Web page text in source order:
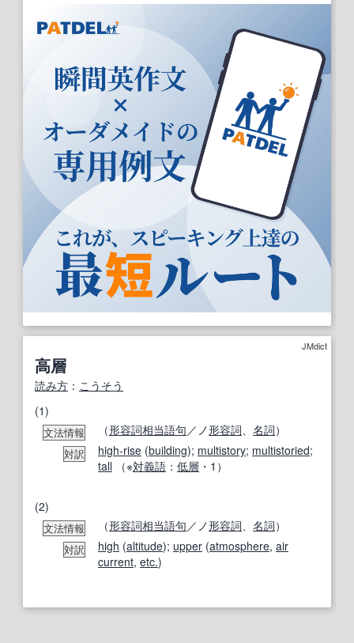
JMdict
高層
読み方 ： こうそう
(1)
文法情報 （形容詞相当語句／ノ形容詞、 名詞）
対訳 high-rise (building); multistory; multistoried;
tall （※対義語 ： 低層 ・1）
(2)
文法情報 （形容詞相当語句／ノ形容詞、 名詞）
対訳 high (altitude); upper (atmosphere, air
current, etc.)